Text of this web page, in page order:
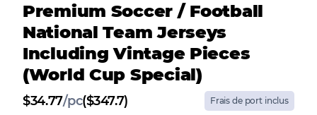
Premium Soccer / Football
National Team Jerseys
Including Vintage Pieces
(World Cup Special)
$34.77/pc($347.7) Frais de port inclus